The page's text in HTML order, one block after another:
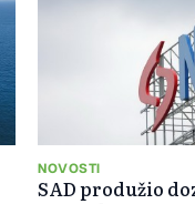
NOVOSTI
SAD produžio